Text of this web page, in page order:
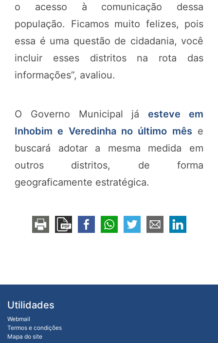
o acesso à comunicação dessa
população. Ficamos muito felizes, pois
essa é uma questão de cidadania, você
incluir esses distritos na rota das
informações”, avaliou.
O Governo Municipal jáesteve em
Inhobim e Veredinha no último mês e
buscará adotar a mesma medida em
outros distritos, de forma
geograficamente estratégica.
Utilidades
Webmail
Termos e condições
Mapa do site